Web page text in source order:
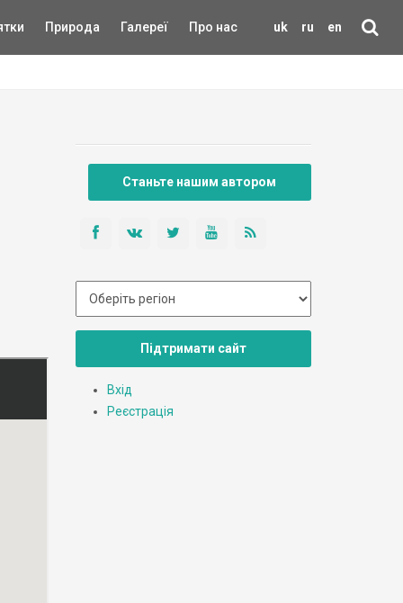
uk ru en
Природа Галереї Про нас
Станьте нашим автором
Підтримати сайт
Вхід
Реєстрація